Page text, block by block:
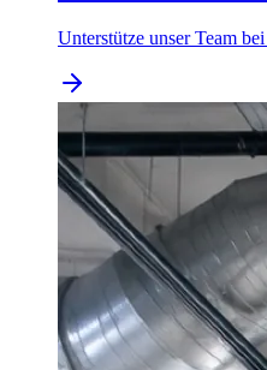
Unterstütze unser Team